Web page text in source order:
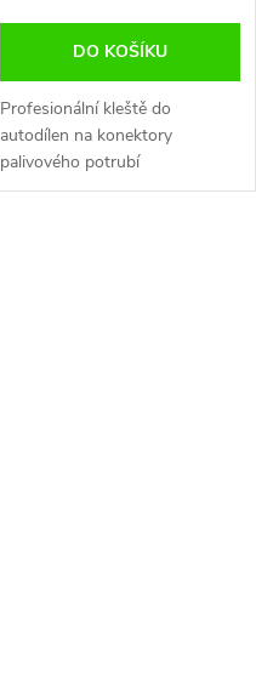
DO KOŠÍKU
Profesionální kleště do
autodílen na konektory
palivového potrubí